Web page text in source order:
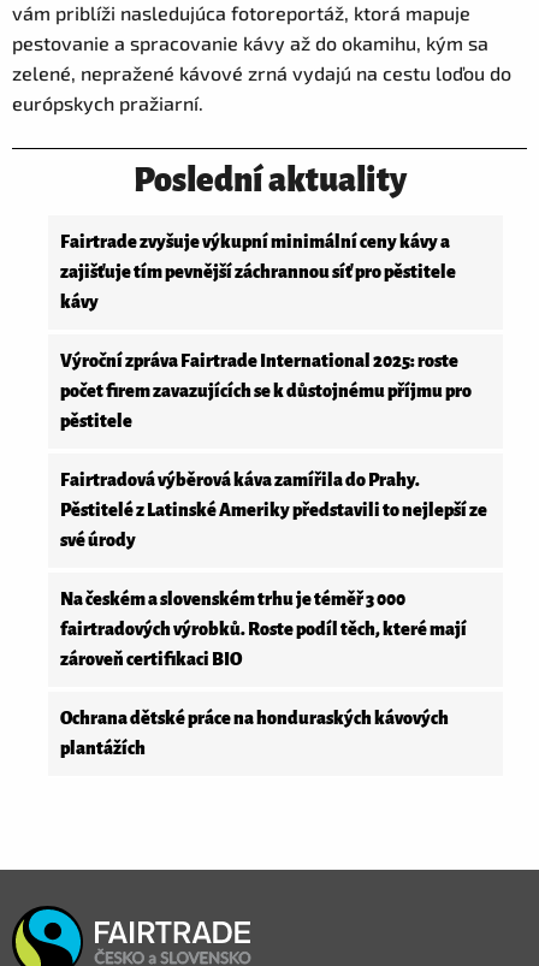
Poslední aktuality
Fairtrade zvyšuje výkupní minimální ceny kávy a
zajišťuje tím pevnější záchrannou síť pro pěstitele
kávy
Výroční zpráva Fairtrade International 2025: roste
počet firem zavazujících se k důstojnému příjmu pro
pěstitele
Fairtradová výběrová káva zamířila do Prahy.
Pěstitelé z Latinské Ameriky představili to nejlepší ze
své úrody
Na českém a slovenském trhu je téměř 3 000
fairtradových výrobků. Roste podíl těch, které mají
zároveň certifikaci BIO
Ochrana dětské práce na honduraských kávových
plantážích
vám priblíži nasledujúca fotoreportáž, ktorá mapuje
pestovanie a spracovanie kávy až do okamihu, kým sa
zelené, nepražené kávové zrná vydajú na cestu loďou do
európskych pražiarní.